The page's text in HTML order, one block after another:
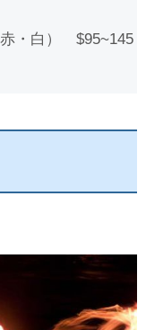
・白） $95~145